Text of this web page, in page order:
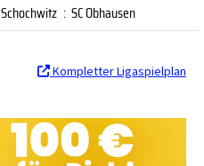
Schochwitz : SC Obhausen
Kompletter Ligaspielplan